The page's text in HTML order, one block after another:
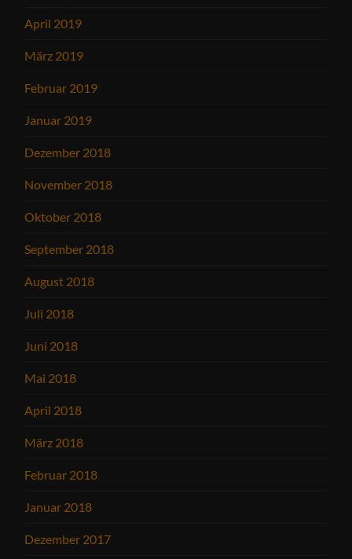
April 2019
März 2019
Februar 2019
Januar 2019
Dezember 2018
November 2018
Oktober 2018
September 2018
August 2018
Juli 2018
Juni 2018
Mai 2018
April 2018
März 2018
Februar 2018
Januar 2018
Dezember 2017